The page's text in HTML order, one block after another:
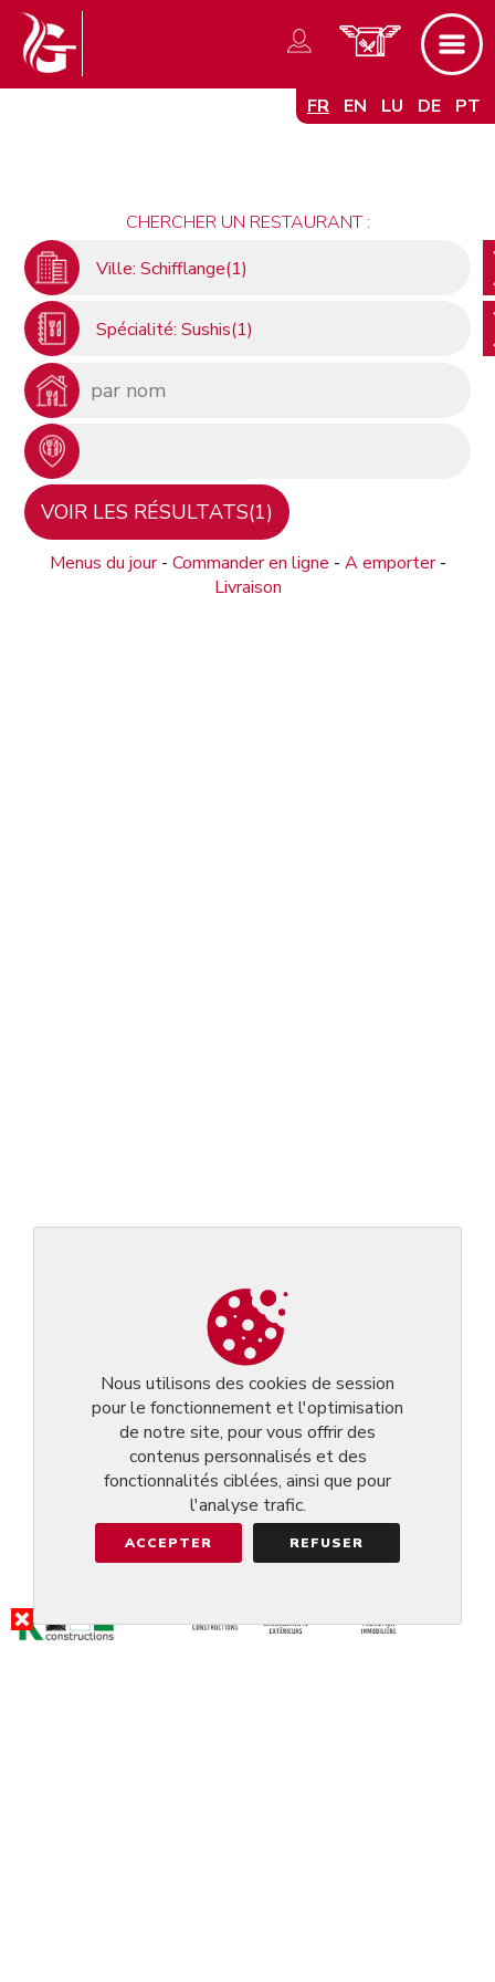
FR EN LU DE PT
CHERCHER UN RESTAURANT :
Ville: Schifflange(1)
Spécialité: Sushis(1)
Menus du jour- Commander en ligne - A emporter-
Livraison
Nous utilisons des cookies de session
pour le fonctionnement et l'optimisation
de notre site, pour vous offrir des
contenus personnalisés et des
fonctionnalités ciblées, ainsi que pour
l'analyse trafic.
ACCEPTER REFUSER